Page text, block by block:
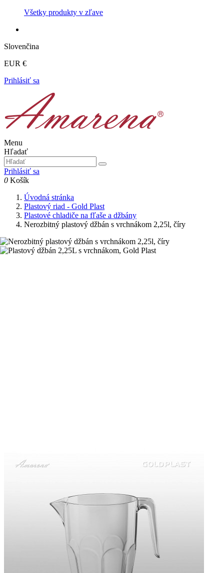
Všetky produkty v zľave
Slovenčina
EUR €
Prihlásiť sa
Menu
Hľadať
Prihlásiť sa
0 Košík
Úvodná stránka
Plastový riad - Gold Plast
Plastové chladiče na fľaše a džbány
Nerozbitný plastový džbán s vrchnákom 2,25l, číry